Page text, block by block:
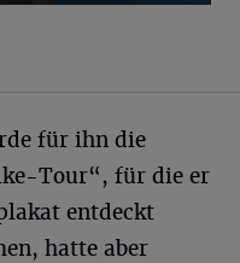
für ihn die
Tour“, für die er
entdeckt
hatte aber